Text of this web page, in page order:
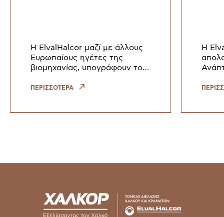
βιώσιμη Ευρώπη
Η ElvalHalcor μαζί με άλλους
Ευρωπαίους ηγέτες της
βιομηχανίας, υπογράφουν το
Έκκληση για δράση για τον
ΠΕΡΙΣΣΟΤΕΡΑ
H